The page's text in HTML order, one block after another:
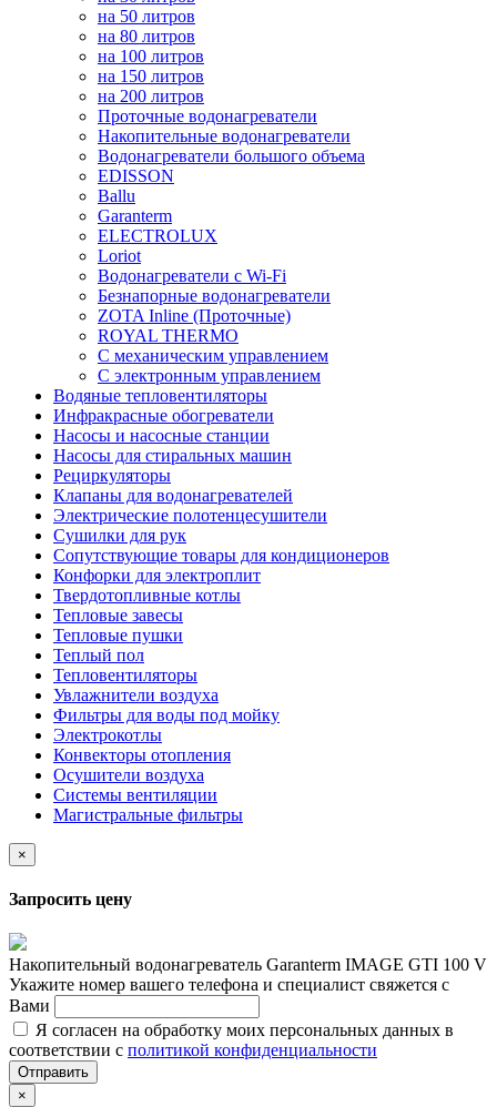
на 50 литров
на 80 литров
на 100 литров
на 150 литров
на 200 литров
Проточные водонагреватели
Накопительные водонагреватели
Водонагреватели большого объема
EDISSON
Ballu
Garanterm
ELECTROLUX
Loriot
Водонагреватели с Wi-Fi
Безнапорные водонагреватели
ZOTA Inline (Проточные)
ROYAL THERMO
С механическим управлением
С электронным управлением
Водяные тепловентиляторы
Инфракрасные обогреватели
Насосы и насосные станции
Насосы для стиральных машин
Рециркуляторы
Клапаны для водонагревателей
Электрические полотенцесушители
Сушилки для рук
Сопутствующие товары для кондиционеров
Конфорки для электроплит
Твердотопливные котлы
Тепловые завесы
Тепловые пушки
Теплый пол
Тепловентиляторы
Увлажнители воздуха
Фильтры для воды под мойку
Электрокотлы
Конвекторы отопления
Осушители воздуха
Системы вентиляции
Магистральные фильтры
×
Запросить цену
Накопительный водонагреватель Garanterm IMAGE GTI 100 V
Укажите номер вашего телефона и специалист свяжется с
Вами
Я согласен на обработку моих персональных данных в
соответствии с политикой конфиденциальности
Отправить
×